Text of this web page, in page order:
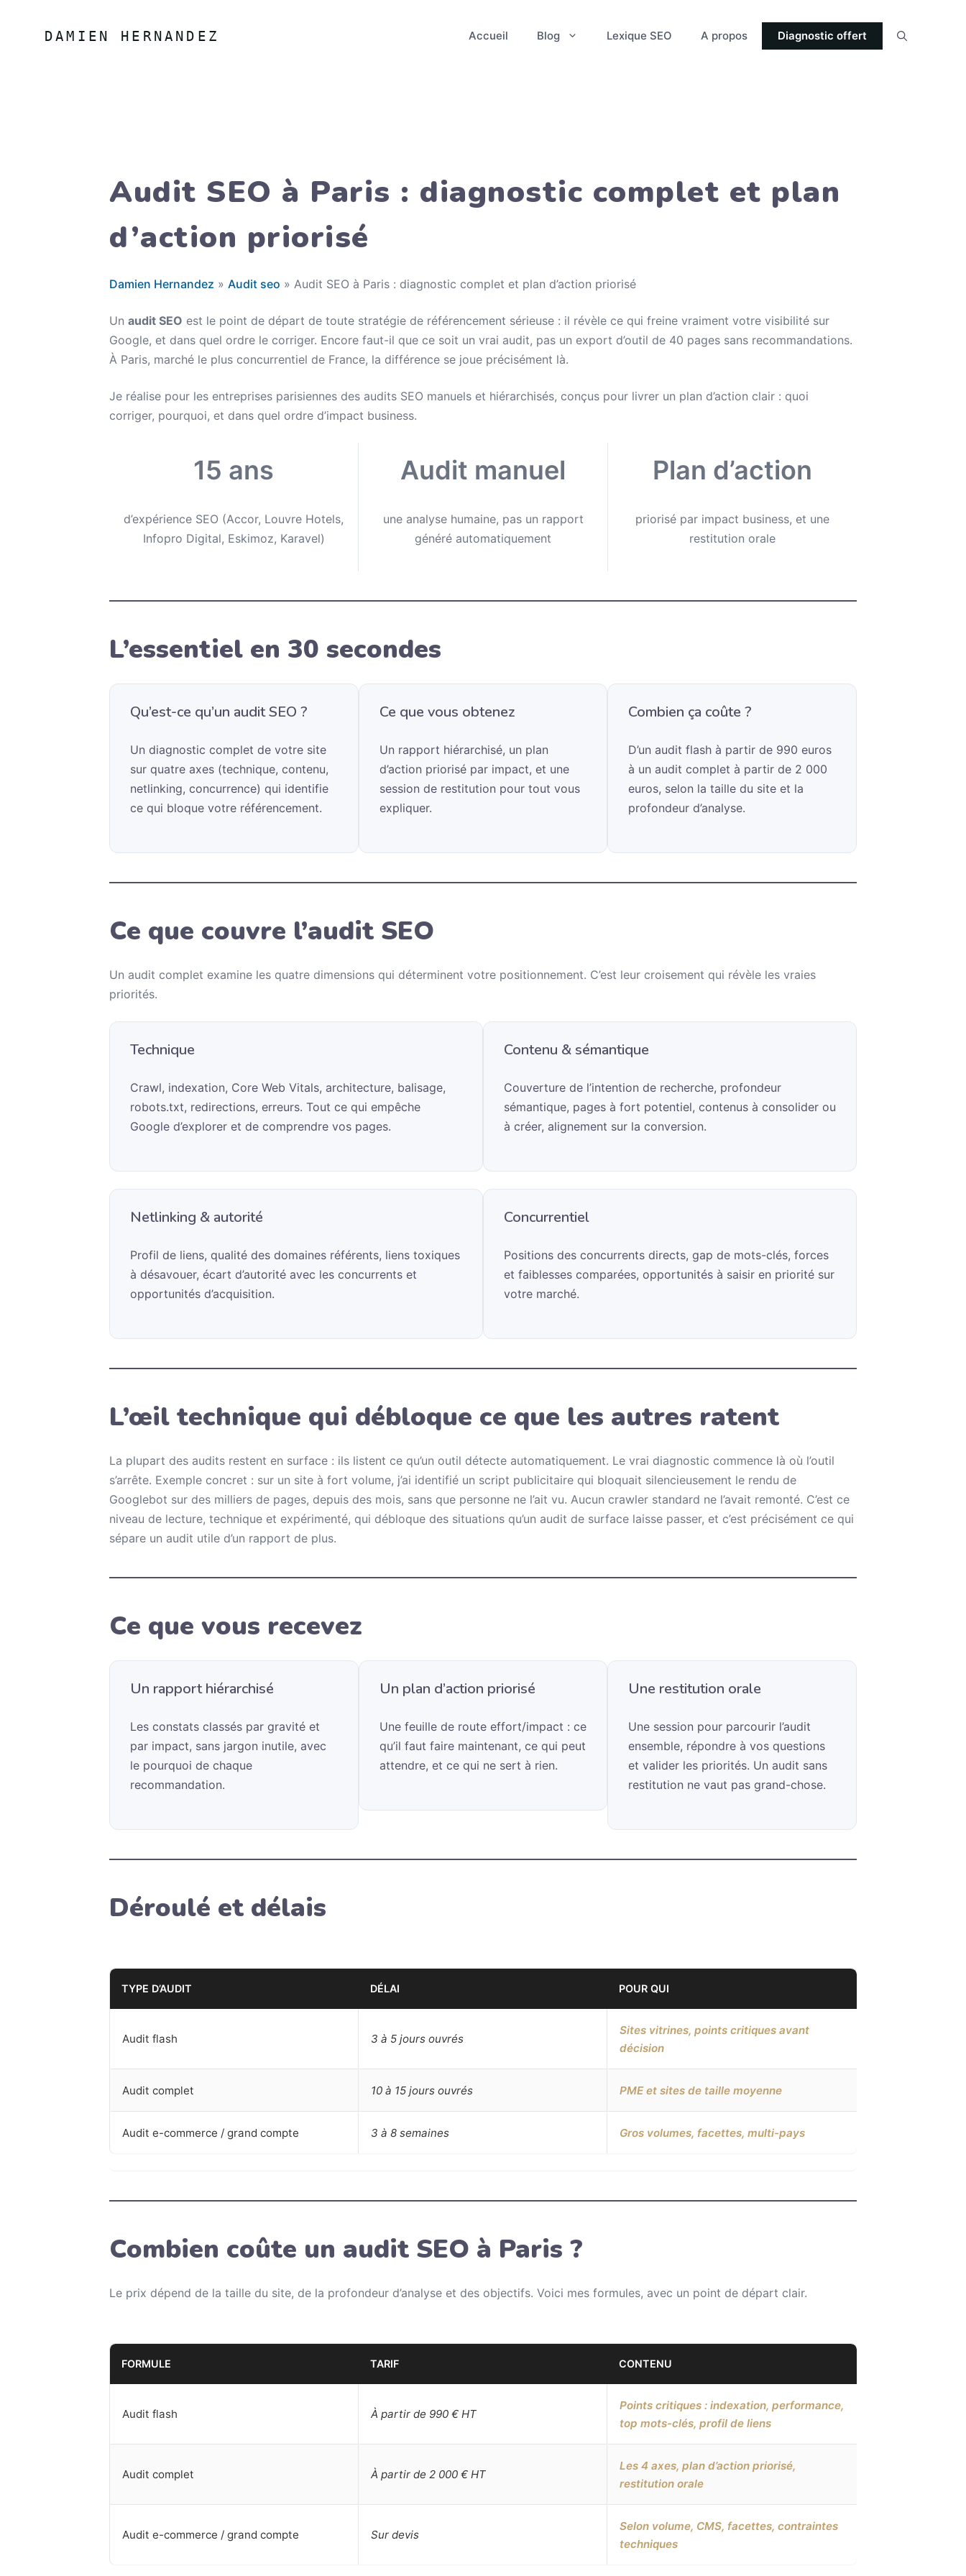
DAMIEN HERNANDEZ Accueil Blog Lexique SEO A propos Diagnostic offert
Audit SEO à Paris : diagnostic complet et plan
d’action priorisé
Damien Hernandez » Audit seo » Audit SEO à Paris : diagnostic complet et plan d’action priorisé
Un audit SEO est le point de départ de toute stratégie de référencement sérieuse : il révèle ce qui freine vraiment votre visibilité sur
Google, et dans quel ordre le corriger. Encore faut-il que ce soit un vrai audit, pas un export d’outil de 40 pages sans recommandations.
À Paris, marché le plus concurrentiel de France, la différence se joue précisément là.
Je réalise pour les entreprises parisiennes des audits SEO manuels et hiérarchisés, conçus pour livrer un plan d’action clair : quoi
corriger, pourquoi, et dans quel ordre d’impact business.
15 ans
d’expérience SEO (Accor, Louvre Hotels,
Infopro Digital, Eskimoz, Karavel)
Audit manuel
une analyse humaine, pas un rapport
généré automatiquement
Plan d’action
priorisé par impact business, et une
restitution orale
L’essentiel en 30 secondes
Qu’est-ce qu’un audit SEO ?
Un diagnostic complet de votre site
sur quatre axes (technique, contenu,
netlinking, concurrence) qui identifie
ce qui bloque votre référencement.
Ce que vous obtenez
Un rapport hiérarchisé, un plan
d’action priorisé par impact, et une
session de restitution pour tout vous
expliquer.
Combien ça coûte ?
D’un audit flash à partir de 990 euros
à un audit complet à partir de 2 000
euros, selon la taille du site et la
profondeur d’analyse.
Ce que couvre l’audit SEO
Un audit complet examine les quatre dimensions qui déterminent votre positionnement. C’est leur croisement qui révèle les vraies
priorités.
Technique
Crawl, indexation, Core Web Vitals, architecture, balisage,
robots.txt, redirections, erreurs. Tout ce qui empêche
Google d’explorer et de comprendre vos pages.
Contenu & sémantique
Couverture de l’intention de recherche, profondeur
sémantique, pages à fort potentiel, contenus à consolider ou
à créer, alignement sur la conversion.
Netlinking & autorité
Profil de liens, qualité des domaines référents, liens toxiques
à désavouer, écart d’autorité avec les concurrents et
opportunités d’acquisition.
Concurrentiel
Positions des concurrents directs, gap de mots-clés, forces
et faiblesses comparées, opportunités à saisir en priorité sur
votre marché.
L’œil technique qui débloque ce que les autres ratent
La plupart des audits restent en surface : ils listent ce qu’un outil détecte automatiquement. Le vrai diagnostic commence là où l’outil
s’arrête. Exemple concret : sur un site à fort volume, j’ai identifié un script publicitaire qui bloquait silencieusement le rendu de
Googlebot sur des milliers de pages, depuis des mois, sans que personne ne l’ait vu. Aucun crawler standard ne l’avait remonté. C’est ce
niveau de lecture, technique et expérimenté, qui débloque des situations qu’un audit de surface laisse passer, et c’est précisément ce qui
sépare un audit utile d’un rapport de plus.
Ce que vous recevez
Un rapport hiérarchisé
Les constats classés par gravité et
par impact, sans jargon inutile, avec
le pourquoi de chaque
recommandation.
Un plan d’action priorisé
Une feuille de route effort/impact : ce
qu’il faut faire maintenant, ce qui peut
attendre, et ce qui ne sert à rien.
Une restitution orale
Une session pour parcourir l’audit
ensemble, répondre à vos questions
et valider les priorités. Un audit sans
restitution ne vaut pas grand-chose.
Déroulé et délais
TYPE D’AUDIT DÉLAI POUR QUI
Audit flash 3 à 5 jours ouvrés
Sites vitrines, points critiques avant
décision
Audit complet 10 à 15 jours ouvrés PME et sites de taille moyenne
Audit e-commerce / grand compte 3 à 8 semaines Gros volumes, facettes, multi-pays
Combien coûte un audit SEO à Paris ?
Le prix dépend de la taille du site, de la profondeur d’analyse et des objectifs. Voici mes formules, avec un point de départ clair.
FORMULE TARIF CONTENU
Audit flash À partir de 990 € HT
Points critiques : indexation, performance,
top mots-clés, profil de liens
Audit complet À partir de 2 000 € HT
Les 4 axes, plan d’action priorisé,
restitution orale
Audit e-commerce / grand compte Sur devis
Selon volume, CMS, facettes, contraintes
techniques